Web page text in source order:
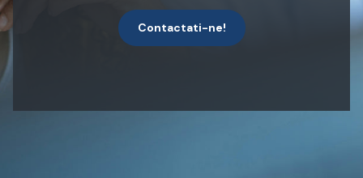
Contactati-ne!